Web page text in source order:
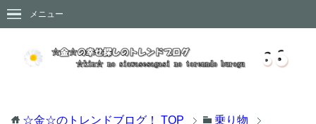
メニュー
☆金☆のトレンドブログ！ TOP 乗り物